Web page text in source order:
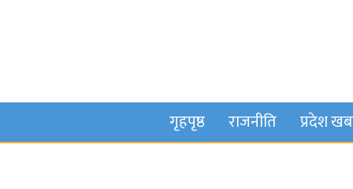
गृहपृष्ठ राजनीति प्रदेश